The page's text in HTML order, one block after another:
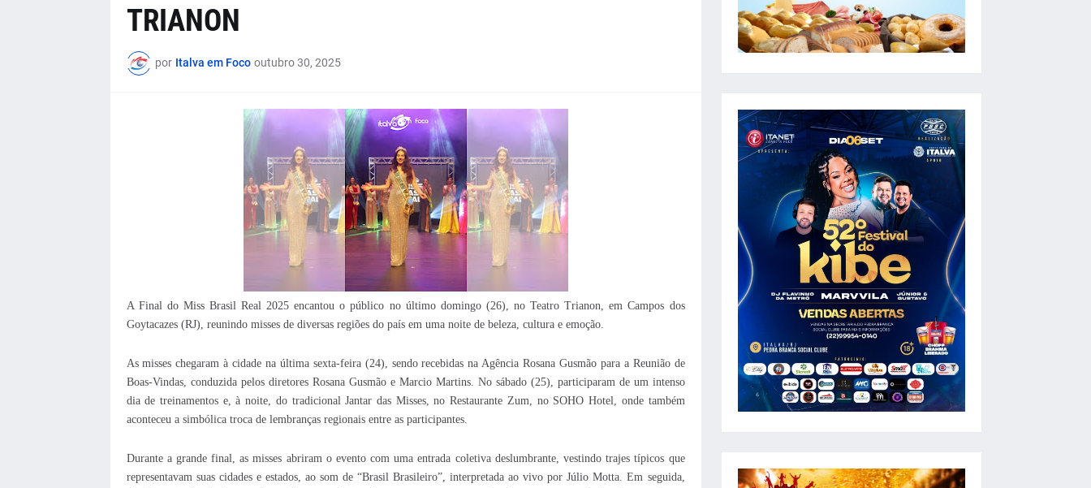
TRIANON
por Italva em Foco outubro 30, 2025
A Final do Miss Brasil Real 2025 encantou o público no último domingo (26), no Teatro Trianon, em Campos dos
Goytacazes (RJ), reunindo misses de diversas regiões do país em uma noite de beleza, cultura e emoção.
As misses chegaram à cidade na última sexta-feira (24), sendo recebidas na Agência Rosana Gusmão para a Reunião de
Boas-Vindas, conduzida pelos diretores Rosana Gusmão e Marcio Martins. No sábado (25), participaram de um intenso
dia de treinamentos e, à noite, do tradicional Jantar das Misses, no Restaurante Zum, no SOHO Hotel, onde também
aconteceu a simbólica troca de lembranças regionais entre as participantes.
Durante a grande final, as misses abriram o evento com uma entrada coletiva deslumbrante, vestindo trajes típicos que
representavam suas cidades e estados, ao som de “Brasil Brasileiro”, interpretada ao vivo por Júlio Motta. Em seguida,